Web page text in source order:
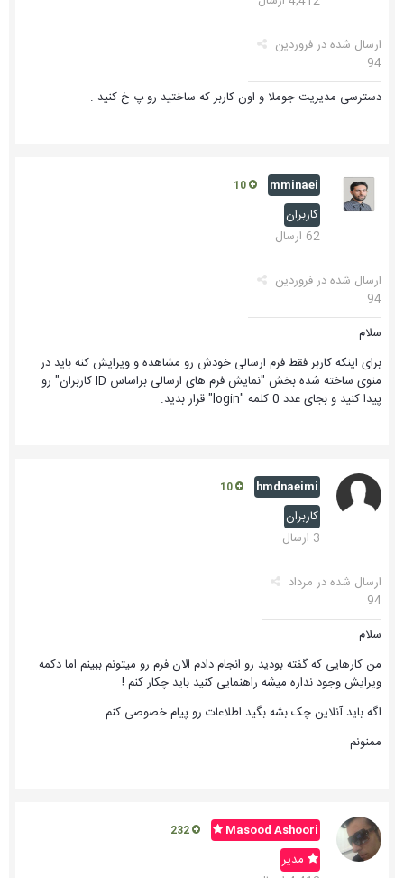
ارسال شده درفروردین
94
دسترسی مدیریت جوملا و اون کاربر که ساختید رو پ خ کنید .
mminaei
کاربران
62 ارسال
ارسال شده درفروردین
94
سلام
برای اینکه کاربر فقط فرم ارسالی خودش رو مشاهده و ویرایش کنه باید در
منوی ساخته شده بخش "نمایش فرم های ارسالی براساس ID کاربران" رو
پیدا کنید و بجای عدد 0 کلمه "login" قرار بدید.
hmdnaeimi
کاربران
3 ارسال
ارسال شده در مرداد
94
سلام
من کارهایی که گفته بودید رو انجام دادم الان فرم رو میتونم ببینم اما دکمه
ویرایش وجود نداره میشه راهنمایی کنید باید چکار کنم !
اگه باید آنلاین چک بشه بگید اطلاعات رو پیام خصوصی کنم
ممنونم
Masood Ashoori
مدیر